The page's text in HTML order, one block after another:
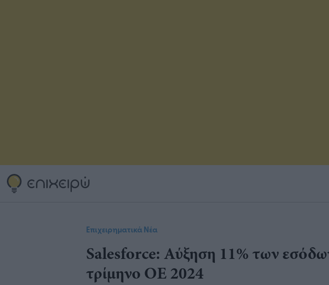
Επιχειρηματικά Νέα
Salesforce: Αύξηση 11% των
τρίμηνο ΟΕ 2024